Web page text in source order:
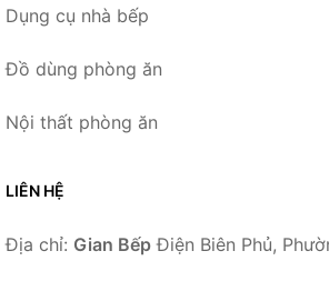
Dụng cụ nhà bếp
Đồ dùng phòng ăn
Nội thất phòng ăn
LIÊN HỆ
Địa chỉ: Gian Bếp Điện Biên Phủ,